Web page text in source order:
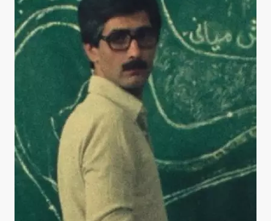
Cas n°1, cas n°2 + Deux solutions pour un
problème